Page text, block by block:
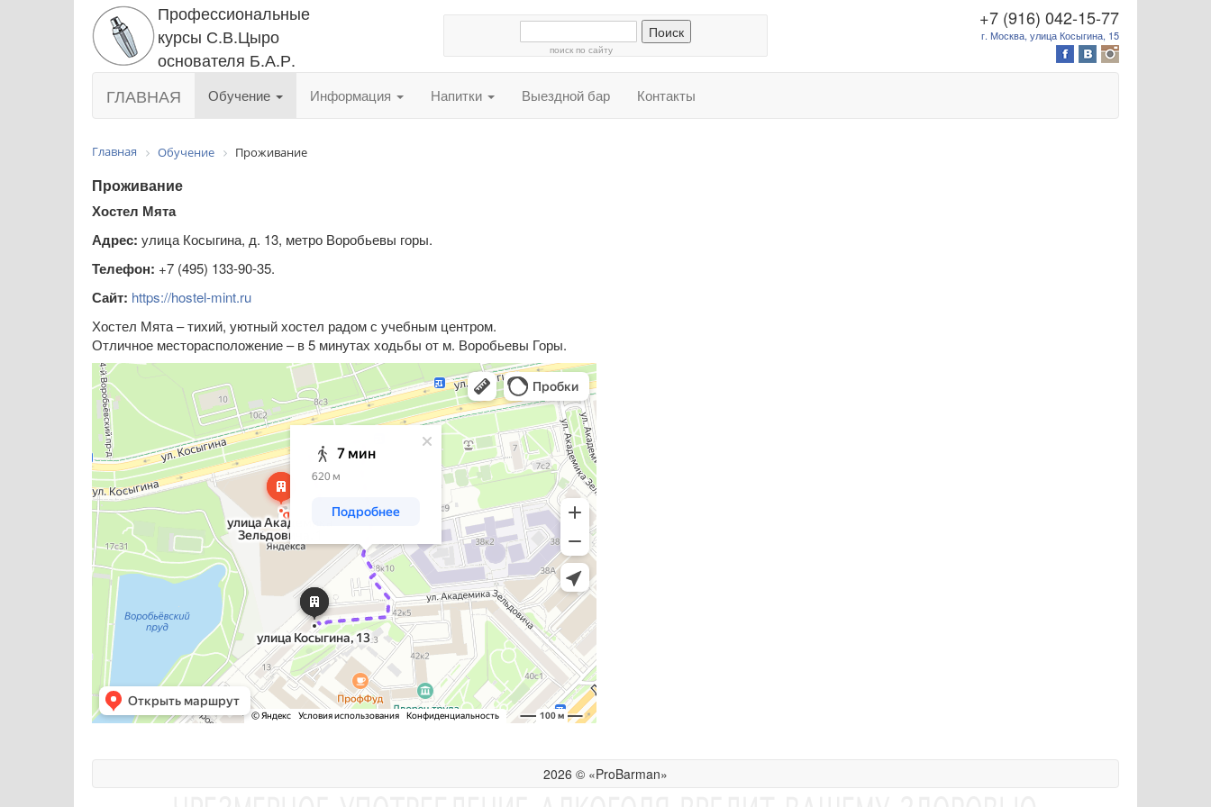
Профессиональные
курсы С.В.Цыро
основателя Б.А.Р.
поиск по сайту
+7 (916) 042-15-77
г. Москва, улица Косыгина, 15
ГЛАВНАЯ Обучение Информация Напитки Выездной бар Контакты
Главная Обучение Проживание
Проживание
Хостел Мята
Адрес: улица Косыгина, д. 13, метро Воробьевы горы.
Телефон: +7 (495) 133-90-35.
Сайт: https://hostel-mint.ru
Хостел Мята – тихий, уютный хостел радом с учебным центром.
Отличное месторасположение – в 5 минутах ходьбы от м. Воробьевы Горы.
2026 © «ProBarman»